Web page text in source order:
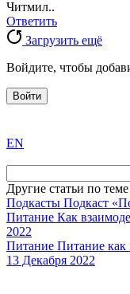
Читмил..
Ответить
Загрузить ещё
Войдите, чтобы
Войти
the
division
agent
watch
replica
showcases
substantial
areas.
EN
Другие статьи по теме
Подкасты Подкаст
Питание Как
2022
Питание Питание как
13 Декабря 2022